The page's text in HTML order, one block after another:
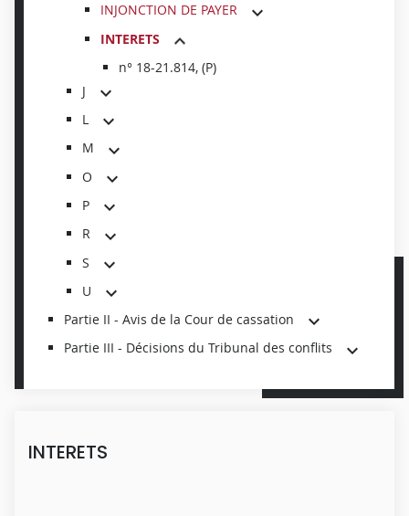
INJONCTION DE PAYER
INTERETS
n° 18-21.814, (P)
J
L
M
O
P
R
S
U
Partie II - Avis de la Cour de cassation
Partie III - Décisions du Tribunal des conflits
INTERETS